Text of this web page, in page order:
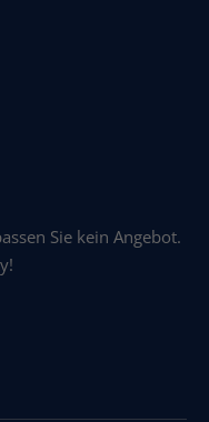
Sie kein Angebot.